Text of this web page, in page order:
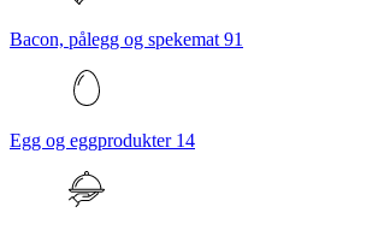
Bacon, pålegg og spekemat 91
Egg og eggprodukter 14